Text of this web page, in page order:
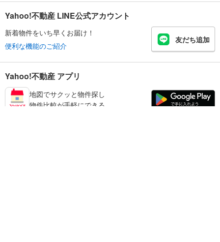
Yahoo!不動産 LINE公式アカウント
新着物件をいち早くお届け！
便利な機能のご紹介
友だち追加
Yahoo!不動産 アプリ
地図でサクッと物件探し
物件比較が手軽にできる